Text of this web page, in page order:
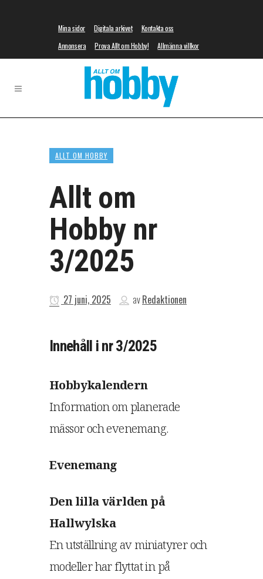
Mina sidor Digitala arkivet
Kontakta oss
Annonsera
Prova Allt om Hobby! Allmänna villkor
ALLT OM HOBBY
Allt om
Hobby nr
3/2025
27 juni, 2025 avRedaktionen
Innehåll i nr 3/2025
Hobbykalendern
Information om planerade
mässor och evenemang.
Evenemang
Den lilla världen på
Hallwylska
En utställning av miniatyrer och
modeller har flyttat in på